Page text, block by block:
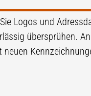
Logos und
übersprühen.